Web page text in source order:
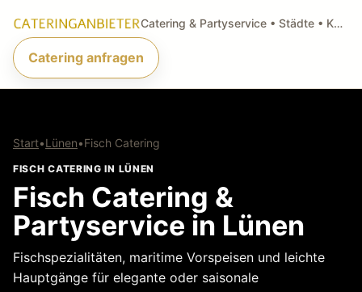
Catering & Partyservice • Städte • Küchenarten • Anfragen
Catering anfragen
Start•Lünen•Fisch Catering
FISCH CATERING IN LÜNEN
Fisch Catering &
Partyservice in Lünen
Fischspezialitäten, maritime Vorspeisen und leichte
Hauptgänge für elegante oder saisonale